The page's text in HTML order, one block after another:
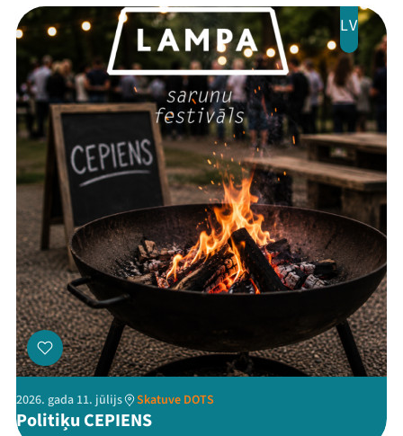
Jaunumi
Ziedo
Veikals
Kontakti
ThreadsFacebookYoutube
X Instagram
Flick TikTok
LV
2026. gada 11. jūlijs Skatuve DOTS
Politiķu CEPIENS